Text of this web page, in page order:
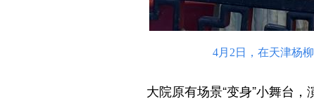
4月2日，在天津杨
大院原有场景“变身”小舞台，